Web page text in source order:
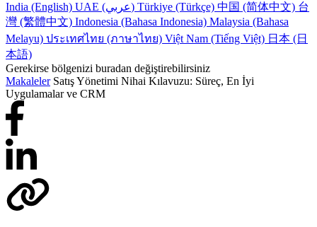
India (English)
UAE (عربي) Türkiye (Türkçe) 中国 (简体中文) 台
灣 (繁體中文) Indonesia (Bahasa Indonesia) Malaysia (Bahasa
Melayu) ประเทศไทย (ภาษาไทย) Việt Nam (Tiếng Việt) 日本 (日
本語)
Gerekirse bölgenizi buradan değiştirebilirsiniz
Makaleler Satış Yönetimi Nihai Kılavuzu: Süreç, En İyi
Uygulamalar ve CRM